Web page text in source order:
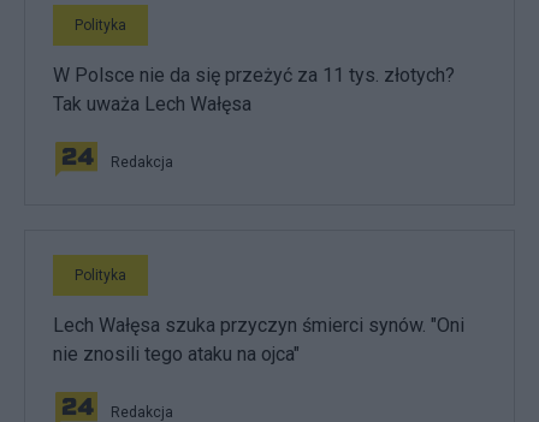
Polityka
W Polsce nie da się przeżyć za 11 tys. złotych?
Tak uważa Lech Wałęsa
Redakcja
Polityka
Lech Wałęsa szuka przyczyn śmierci synów. "Oni
nie znosili tego ataku na ojca"
Redakcja